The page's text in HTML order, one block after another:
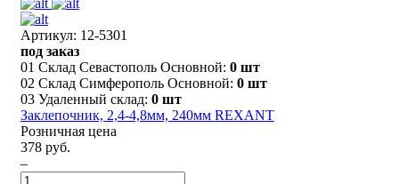
Артикул: 12-5301
под заказ
01 Склад Севастополь Основной: 0 шт
02 Склад Симферополь Основной: 0 шт
03 Удаленный склад: 0 шт
Заклепочник, 2,4-4,8мм, 240мм REXANT
Розничная цена
378 руб.
–